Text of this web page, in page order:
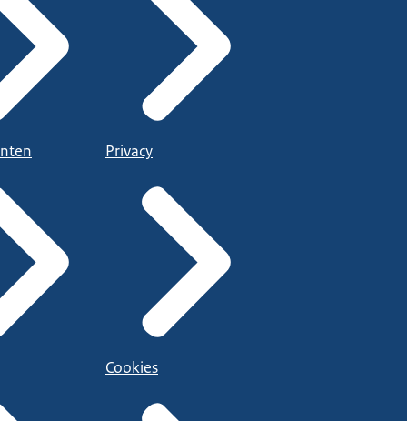
Privacy
Cookies